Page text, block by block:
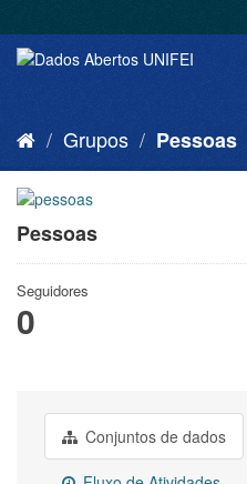
Grupos Pessoas
Pessoas
Seguidores
0
Conjuntos de dados